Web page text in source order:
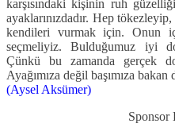
karşısındaki kişinin ruh
ayaklarınızdadır. Hep
kendileri vurmak için. Onun
seçmeliyiz. Bulduğumuz iyi
Çünkü bu zamanda gerçek
Ayağımıza değil başımıza
(Aysel Aksümer)
Sponsor